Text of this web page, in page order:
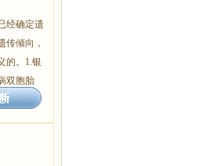
经确定遗
传倾向，
的。1.银
双胞胎